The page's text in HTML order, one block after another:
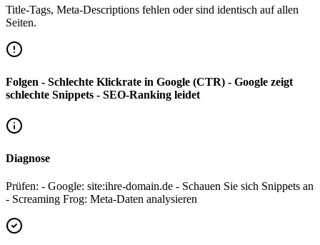
Title-Tags, Meta-Descriptions fehlen oder sind identisch auf allen
Seiten.
Folgen - Schlechte Klickrate in Google (CTR) - Google zeigt
schlechte Snippets - SEO-Ranking leidet
Diagnose
Prüfen: - Google: site:ihre-domain.de - Schauen Sie sich Snippets an
- Screaming Frog: Meta-Daten analysieren